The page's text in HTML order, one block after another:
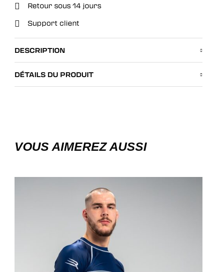
Retour sous 14 jours
Support client
DESCRIPTION
DÉTAILS DU PRODUIT
VOUS AIMEREZ AUSSI